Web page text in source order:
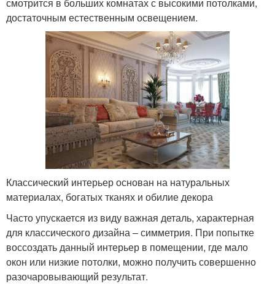
достаточным естественным освещением.
Классический интерьер основан на натуральных
материалах, богатых тканях и обилие декора
Часто упускается из виду важная деталь, характерная
для классического дизайна – симметрия. При попытке
воссоздать данный интерьер в помещении, где мало
окон или низкие потолки, можно получить совершенно
разочаровывающий результат.